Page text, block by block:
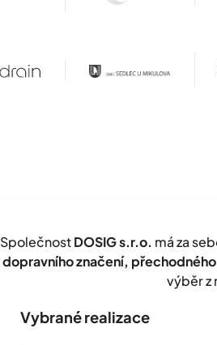
SpolečnostDOSIG s.r.o. má za
dopravního značení,
výběr z
Vybrané realizace